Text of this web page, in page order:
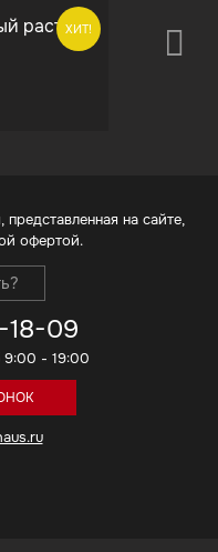
ХИТ!
на сайте,
офертой.
18-09
9:00 - 19:00